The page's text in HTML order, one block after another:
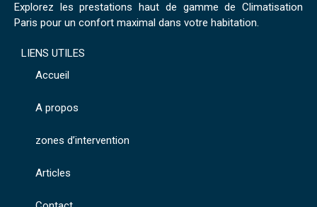
Explorez les prestations haut de gamme de Climatisation
Paris pour un confort maximal dans votre habitation.
LIENS UTILES
Accueil
A propos
zones d’intervention
Articles